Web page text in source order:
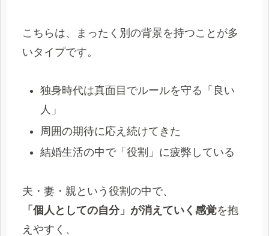
こちらは、まったく別の背景を持つことが多
いタイプです。
独身時代は真面目でルールを守る「良い
人」
周囲の期待に応え続けてきた
結婚生活の中で「役割」に疲弊している
夫・妻・親という役割の中で、
「個人としての自分」が消えていく感覚を抱
えやすく、